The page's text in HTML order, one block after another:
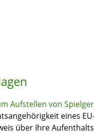
Aufstellen von
eines
über Ihre